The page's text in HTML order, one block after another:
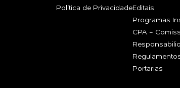
Política de PrivacidadeEditais
Programas
CPA -
Portarias